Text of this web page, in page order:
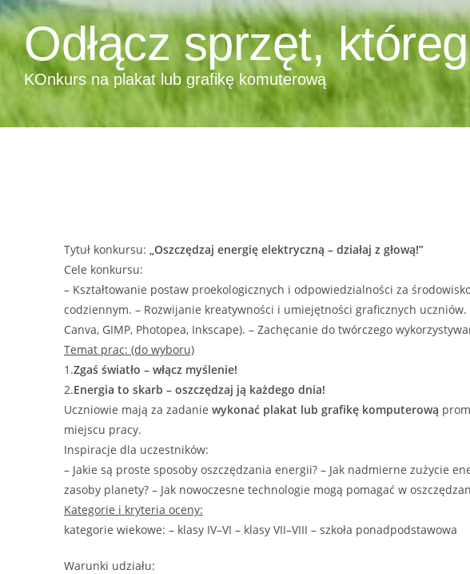
Odłącz sprzęt,
KOnkurs na plakat lub grafikę komuterową
Tytuł konkursu: „Oszczędzaj energię elektryczną – działaj z głową!”
Cele konkursu:
– Kształtowanie postaw proekologicznych i odpowiedzialności za
codziennym. – Rozwijanie kreatywności i umiejętności graficznych
Canva, GIMP, Photopea, Inkscape). – Zachęcanie do twórczego
Temat prac: (do wyboru)
1.Zgaś światło – włącz myślenie!
2.Energia to skarb – oszczędzaj ją każdego dnia!
Uczniowie mają za zadanie wykonać plakat lub grafikę komputerową
miejscu pracy.
Inspiracje dla uczestników:
– Jakie są proste sposoby oszczędzania energii? – Jak nadmierne zużycie
zasoby planety? – Jak nowoczesne technologie mogą pomagać w
Kategorie i kryteria oceny:
kategorie wiekowe: – klasy IV–VI – klasy VII–VIII – szkoła ponadpodstawowa
Warunki udziału: